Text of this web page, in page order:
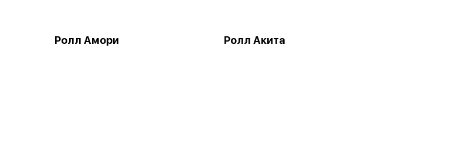
Ролл Амори Ролл Акита